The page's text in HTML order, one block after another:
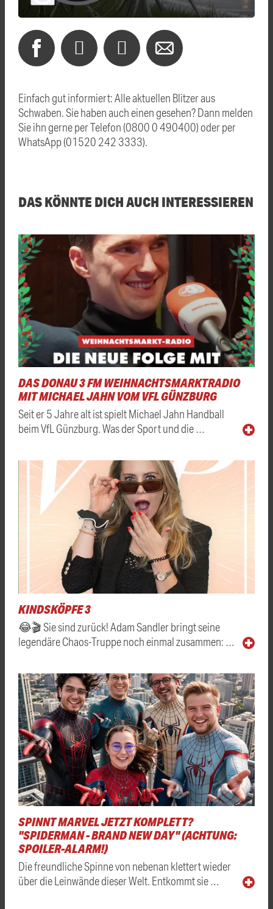
Einfach gut informiert: Alle aktuellen Blitzer aus
Schwaben. Sie haben auch einen gesehen? Dann melden
Sie ihn gerne per Telefon (0800 0 490400) oder per
WhatsApp (01520 242 3333).
DAS KÖNNTE DICH AUCH INTERESSIEREN
DAS DONAU 3 FM WEIHNACHTSMARKTRADIO
MIT MICHAEL JAHN VOM VFL GÜNZBURG
Seit er 5 Jahre alt ist spielt Michael Jahn Handball
beim VfL Günzburg. Was der Sport und die …
KINDSKÖPFE 3
😂🎬 Sie sind zurück! Adam Sandler bringt seine
legendäre Chaos-Truppe noch einmal zusammen: …
SPINNT MARVEL JETZT KOMPLETT?
"SPIDERMAN - BRAND NEW DAY" (ACHTUNG:
SPOILER-ALARM!)
Die freundliche Spinne von nebenan klettert wieder
über die Leinwände dieser Welt. Entkommt sie …